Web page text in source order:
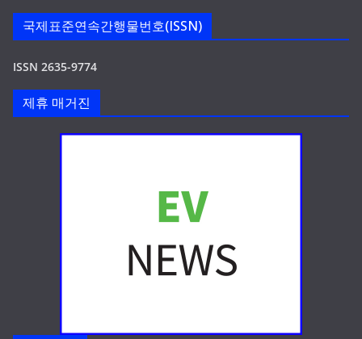
국제표준연속간행물번호(ISSN)
ISSN 2635-9774
제휴 매거진